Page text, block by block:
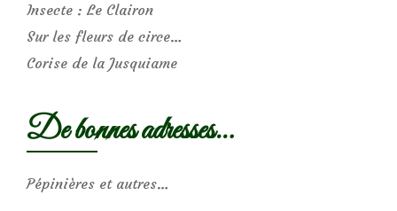
Insecte : Le Clairon
Sur les fleurs de circe…
Corise de la Jusquiame
De bonnes adresses…
Pépinières et autres…